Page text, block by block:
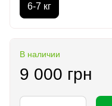
6-7 кг
В наличии
9 000 грн